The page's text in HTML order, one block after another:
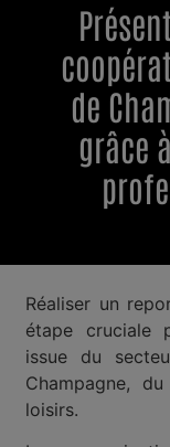
de
grâce
Réaliser un
étape cruciale
issue du
Champagne,
loisirs.